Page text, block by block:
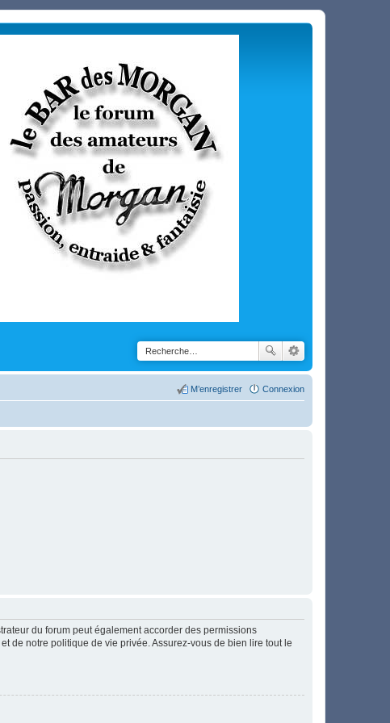
Connexion
M’enregistrer
du forum peut également accorder des permissions
de notre politique de vie privée. Assurez-vous de bien lire tout le